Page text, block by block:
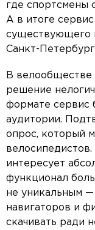
где спортсмены
А в итоге
существующего
Санкт-
В велообществе
решение
формате сервис
аудитории.
опрос, который
интересует
функционал
не уникальным
навигаторов и
скачивать ради